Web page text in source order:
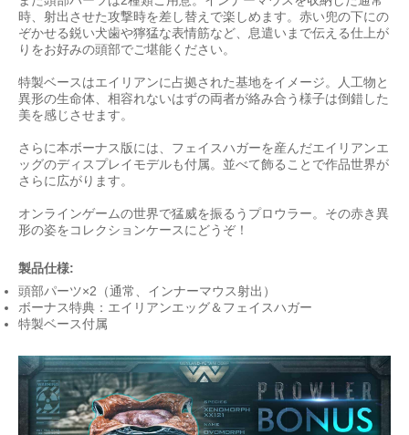
時、射出させた攻撃時を差し替えで楽しめます。赤い兜の下にの
ぞかせる鋭い犬歯や獰猛な表情筋など、息遣いまで伝える仕上が
りをお好みの頭部でご堪能ください。
特製ベースはエイリアンに占拠された基地をイメージ。人工物と
異形の生命体、相容れないはずの両者が絡み合う様子は倒錯した
美を感じさせます。
さらに本ボーナス版には、フェイスハガーを産んだエイリアンエ
ッグのディスプレイモデルも付属。並べて飾ることで作品世界が
さらに広がります。
オンラインゲームの世界で猛威を振るうプロウラー。その赤き異
形の姿をコレクションケースにどうぞ！
製品仕様:
頭部パーツ×2（通常、インナーマウス射出）
ボーナス特典：エイリアンエッグ＆フェイスハガー
特製ベース付属